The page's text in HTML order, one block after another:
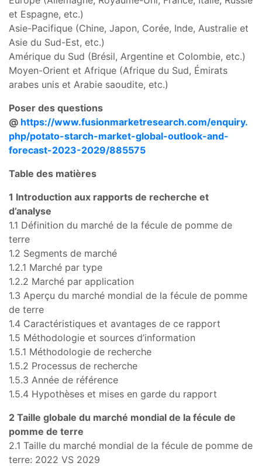
et Espagne, etc.)
Asie-Pacifique (Chine, Japon, Corée, Inde, Australie et
Asie du Sud-Est, etc.)
Amérique du Sud (Brésil, Argentine et Colombie, etc.)
Moyen-Orient et Afrique (Afrique du Sud, Émirats
arabes unis et Arabie saoudite, etc.)
Poser des questions
@ https://www.fusionmarketresearch.com/enquiry.
php/potato-starch-market-global-outlook-and-
forecast-2023-2029/885575
Table des matières
1 Introduction aux rapports de recherche et
d’analyse
1.1 Définition du marché de la fécule de pomme de
terre
1.2 Segments de marché
1.2.1 Marché par type
1.2.2 Marché par application
1.3 Aperçu du marché mondial de la fécule de pomme
de terre
1.4 Caractéristiques et avantages de ce rapport
1.5 Méthodologie et sources d’information
1.5.1 Méthodologie de recherche
1.5.2 Processus de recherche
1.5.3 Année de référence
1.5.4 Hypothèses et mises en garde du rapport
2 Taille globale du marché mondial de la fécule de
pomme de terre
2.1 Taille du marché mondial de la fécule de pomme de
terre: 2022 VS 2029